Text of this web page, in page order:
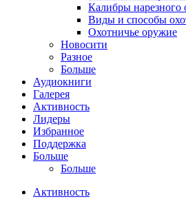
Калибры нарезного
Виды и способы
Охотничье оружие
Новосити
Разное
Больше
Аудиокниги
Галерея
Активность
Лидеры
Избранное
Поддержка
Больше
Больше
Активность